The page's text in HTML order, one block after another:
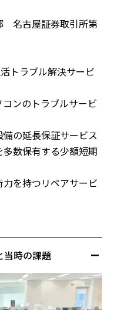
名古屋証券取引所第
トラブル解決サービ
ンのトラブルサービ
備の延長保証サービス
多数保有する少額短期
力を持つリペアサービ
時の課題